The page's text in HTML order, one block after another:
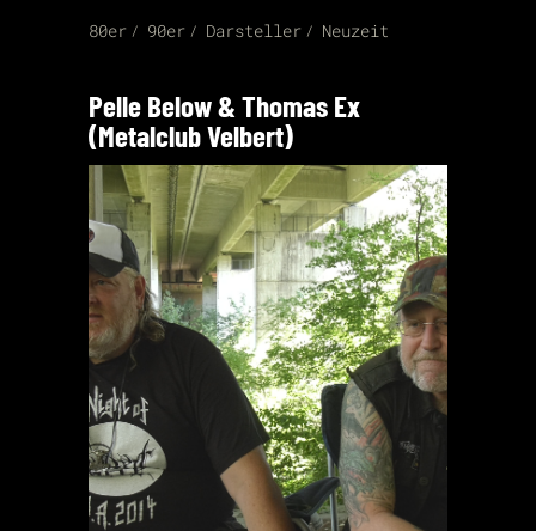
80er 90er Darsteller Neuzeit
Pelle Below & Thomas Ex
(Metalclub Velbert)